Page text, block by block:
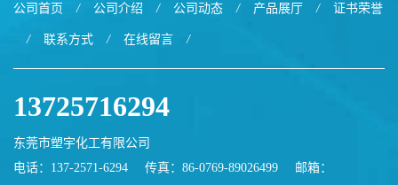
公司首页 / 公司介绍 / 公司动态 / 产品展厅 / 证书荣誉
/ 联系方式 / 在线留言 /
13725716294
东莞市塑宇化工有限公司
电话：137-2571-6294
传真：86-0769-89026499 邮箱：